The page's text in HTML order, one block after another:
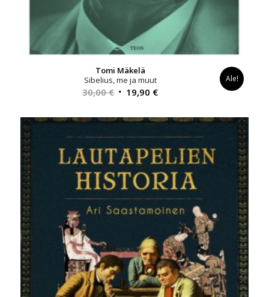
Tomi Mäkelä
Sibelius, me ja muut
30,00€ Alkuperäinen
oli:
30,00 €.
19,90 €Nykyinen
on:
19,90 €.
Ale!